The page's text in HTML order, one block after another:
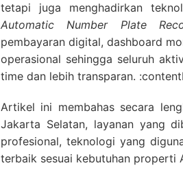
tetapi juga menghadirkan
Automatic Number Plate
pembayaran digital, dashboard
operasional sehingga seluruh
time dan lebih transparan.
Artikel ini membahas secara
Jakarta Selatan, layanan yang
profesional, teknologi yang
terbaik sesuai kebutuhan properti